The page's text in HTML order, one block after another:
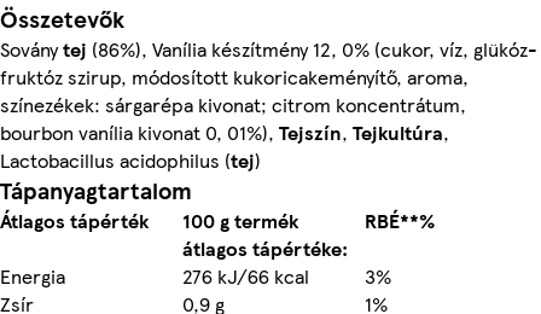
Összetevők
Soványtej (86%), Vanília készítmény 12, 0% (cukor, víz, glükóz-
fruktóz szirup, módosított kukoricakeményítő, aroma,
színezékek: sárgarépa kivonat; citrom koncentrátum,
bourbon vanília kivonat 0, 01%), Tejszín, Tejkultúra,
Lactobacillus acidophilus (tej)
Tápanyagtartalom
Átlagos tápérték
100 g termék
átlagos tápértéke:
RBÉ**%
Energia
276 kJ/66 kcal
3%
Zsír
0,9 g
1%